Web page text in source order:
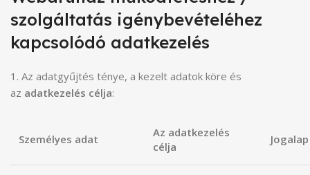
szolgáltatás igénybevételéhez
kapcsolódó adatkezelés
1. Az adatgyűjtés ténye, a kezelt adatok köre és
az adatkezelés célja:
Személyes adat
Az adatkezelés
célja
Jogalap